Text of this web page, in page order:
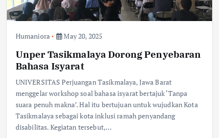
Humaniora May 20, 2025
Unper Tasikmalaya Dorong Penyebaran
Bahasa Isyarat
UNIVERSITAS Perjuangan Tasikmalaya, Jawa Barat
menggelar workshop soal bahasa isyarat bertajuk ‘Tanpa
suara penuh makna’. Hal itu bertujuan untuk wujudkan Kota
Tasikmalaya sebagai kota inklusi ramah penyandang
disabilitas. Kegiatan tersebut,…